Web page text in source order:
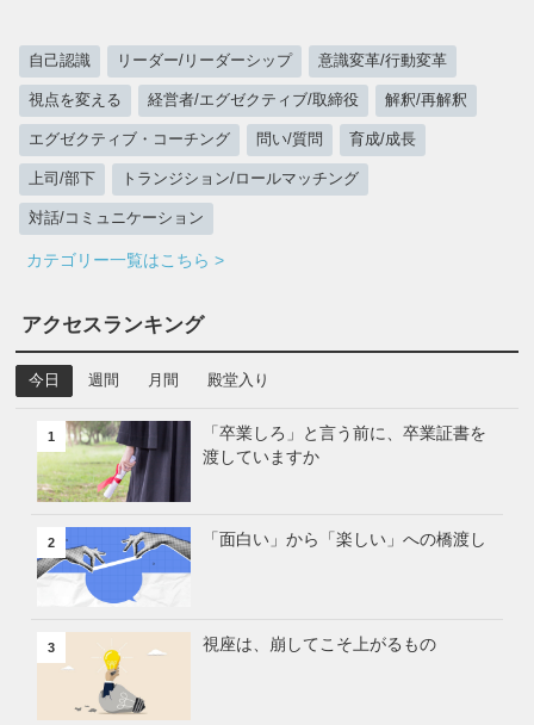
自己認識 リーダー/リーダーシップ 意識変革/行動変革
視点を変える 経営者/エグゼクティブ/取締役 解釈/再解釈
エグゼクティブ・コーチング 問い/質問 育成/成長
上司/部下 トランジション/ロールマッチング
対話/コミュニケーション
カテゴリー一覧はこちら >
アクセスランキング
今日 週間 月間 殿堂入り
1
「卒業しろ」と言う前に、卒業証書を
渡していますか
2 「面白い」から「楽しい」への橋渡し
3 視座は、崩してこそ上がるもの